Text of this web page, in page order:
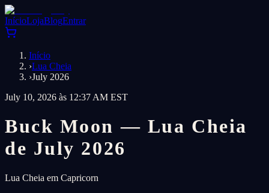
InícioLojaBlogEntrar
Início
›Lua Cheia
›July 2026
July 10, 2026 às 12:37 AM EST
Buck Moon — Lua Cheia
de July 2026
Lua Cheia em Capricorn